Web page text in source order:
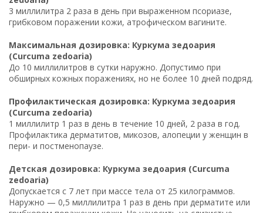
3 миллилитра 2 раза в день при выраженном псориазе,
грибковом поражении кожи, атрофическом вагините.
Максимальная дозировка: Куркума зедоария
(Curcuma zedoaria)
До 10 миллилитров в сутки наружно. Допустимо при
обширных кожных поражениях, но не более 10 дней подряд.
Профилактическая дозировка: Куркума зедоария
(Curcuma zedoaria)
1 миллилитр 1 раз в день в течение 10 дней, 2 раза в год.
Профилактика дерматитов, микозов, алопеции у женщин в
пери- и постменопаузе.
Детская дозировка: Куркума зедоария (Curcuma
zedoaria)
Допускается с 7 лет при массе тела от 25 килограммов.
Наружно — 0,5 миллилитра 1 раз в день при дерматите или